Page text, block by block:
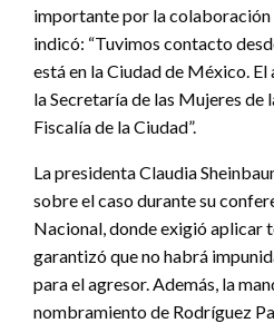
importante por la colaboración
indicó: “Tuvimos contacto
está en la Ciudad de México.
la Secretaría de las Mujeres de
Fiscalía de la Ciudad”.
La presidenta Claudia
sobre el caso durante su
Nacional, donde exigió aplicar
garantizó que no habrá
para el agresor. Además, la
nombramiento de Rodríguez